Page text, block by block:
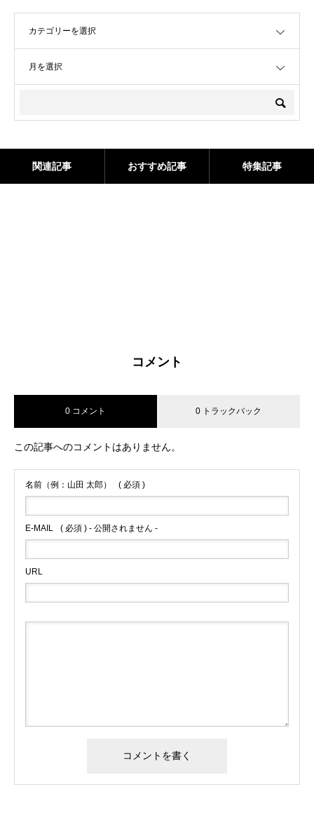
関連記事 おすすめ記事 特集記事
コメント
0 コメント 0 トラックバック
この記事へのコメントはありません。
名前（例：山田 太郎） ( 必須 )
E-MAIL ( 必須 ) - 公開されません -
URL